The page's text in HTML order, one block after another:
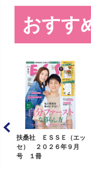
おすす
アシェット・コレクショ
ンズ・ジャパン くまの
プーさん楽しい...